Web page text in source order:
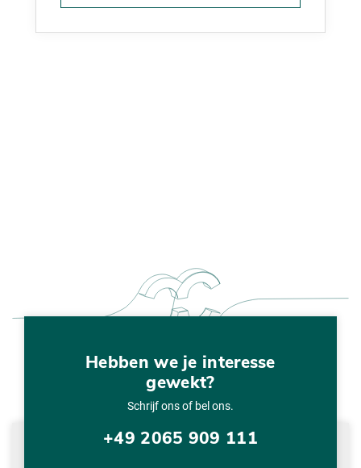
Hebben we je interesse
gewekt?
Schrijf ons of bel ons.
+49 2065 909 111